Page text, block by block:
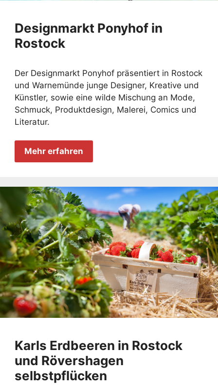
Designmarkt Ponyhof in
Rostock
Der Designmarkt Ponyhof präsentiert in Rostock
und Warnemünde junge Designer, Kreative und
Künstler, sowie eine wilde Mischung an Mode,
Schmuck, Produktdesign, Malerei, Comics und
Literatur.
Mehr erfahren
Karls Erdbeeren in Rostock
und Rövershagen
selbstpflücken